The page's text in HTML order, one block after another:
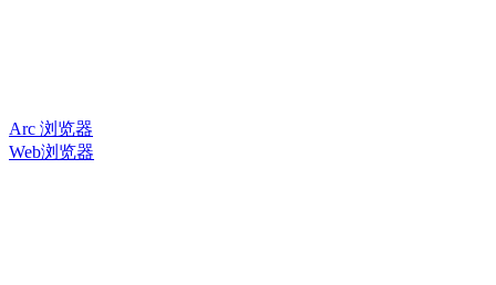
Arc 浏览器
Web浏览器